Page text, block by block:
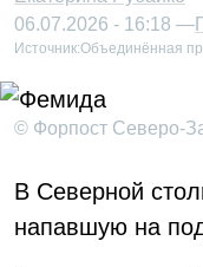
06.07.2026 - 16:18 —
Источник:Объединённая
© Форпост Северо-
В Северной
напавшую на